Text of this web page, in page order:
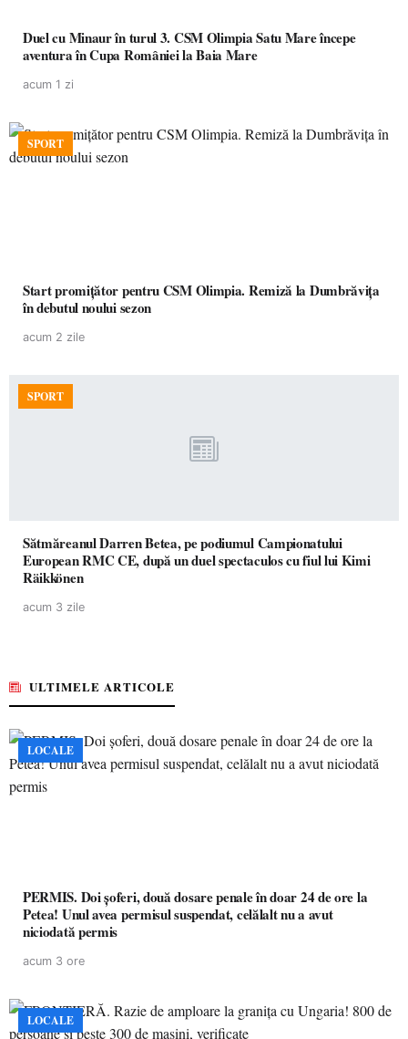
Duel cu Minaur în turul 3. CSM Olimpia Satu Mare începe
aventura în Cupa României la Baia Mare
acum 1 zi
SPORT
Start promițător pentru CSM Olimpia. Remiză la Dumbrăvița
în debutul noului sezon
acum 2 zile
SPORT
Sătmăreanul Darren Betea, pe podiumul Campionatului
European RMC CE, după un duel spectaculos cu fiul lui Kimi
Räikkönen
acum 3 zile
ULTIMELE ARTICOLE
LOCALE
PERMIS. Doi șoferi, două dosare penale în doar 24 de ore la
Petea! Unul avea permisul suspendat, celălalt nu a avut
niciodată permis
acum 3 ore
LOCALE